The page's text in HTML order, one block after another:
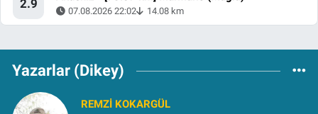
2.9
07.08.2026 22:02 14.08 km
Yazarlar (Dikey)
REMZI KOKARGÜL